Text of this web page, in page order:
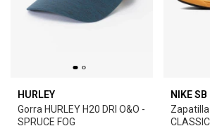
HURLEY
Gorra HURLEY H20 DRI O&O -
SPRUCE FOG
NIKE SB
Zapatilla